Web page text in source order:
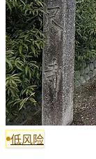
低风险